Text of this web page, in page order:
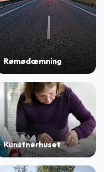
Rømødæmning
Kunstnerhuset